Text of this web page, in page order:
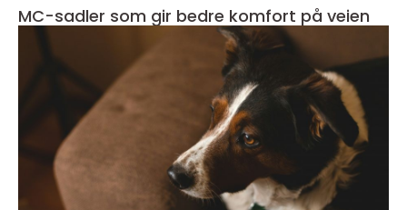
MC-sadler som gir bedre komfort på veien